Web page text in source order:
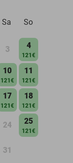
Sa So
3 4
121€
10
121€
11
121€
17
121€
18
121€
24 25
121€
31